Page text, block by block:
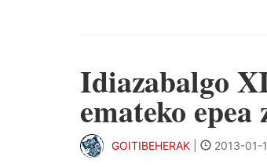
Idiazabalgo
emateko
GOITIBEHERAK 2013-01-